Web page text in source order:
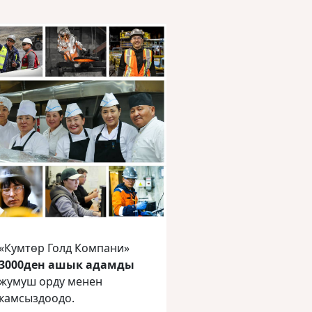
Голд Компани»
ашык адамды
орду менен